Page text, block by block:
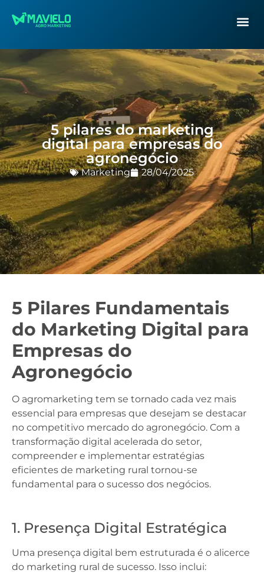
5 pilares do marketing
digital para empresas do
agronegócio
Marketing 28/04/2025
5 Pilares Fundamentais
do Marketing Digital para
Empresas do
Agronegócio
O agromarketing tem se tornado cada vez mais
essencial para empresas que desejam se destacar
no competitivo mercado do agronegócio. Com a
transformação digital acelerada do setor,
compreender e implementar estratégias
eficientes de marketing rural tornou-se
fundamental para o sucesso dos negócios.
1. Presença Digital Estratégica
Uma presença digital bem estruturada é o alicerce
do marketing rural de sucesso. Isso inclui: